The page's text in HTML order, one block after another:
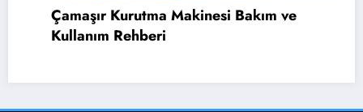
Bulaşık Makinesi Bulaşıkları